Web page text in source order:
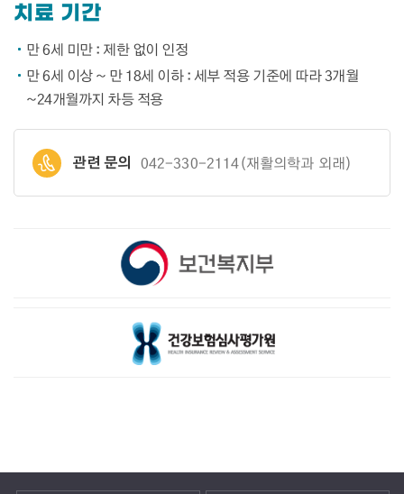
치료 기간
만 6세 미만 : 제한 없이 인정
만 6세 이상 ~ 만 18세 이하 : 세부 적용 기준에 따라 3개월
~24개월까지 차등 적용
관련 문의 042-330-2114(재활의학과 외래)